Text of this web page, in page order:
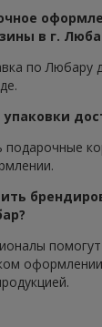
в г.
по Любару